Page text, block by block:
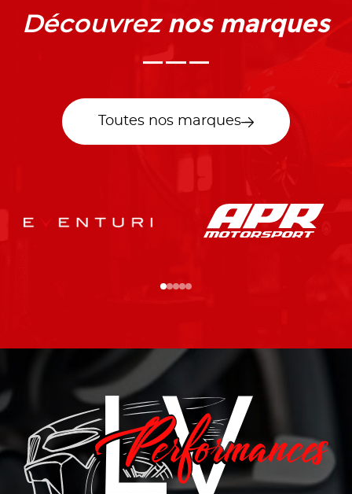
Découvrez nos marques
Toutes nos marques